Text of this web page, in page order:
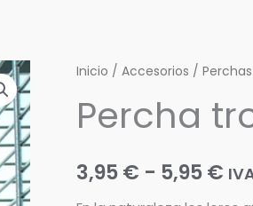
Inicio /Accesorios /Perchas
Percha
3,95€ - 5,95€
de
Percha
(2
cantidad